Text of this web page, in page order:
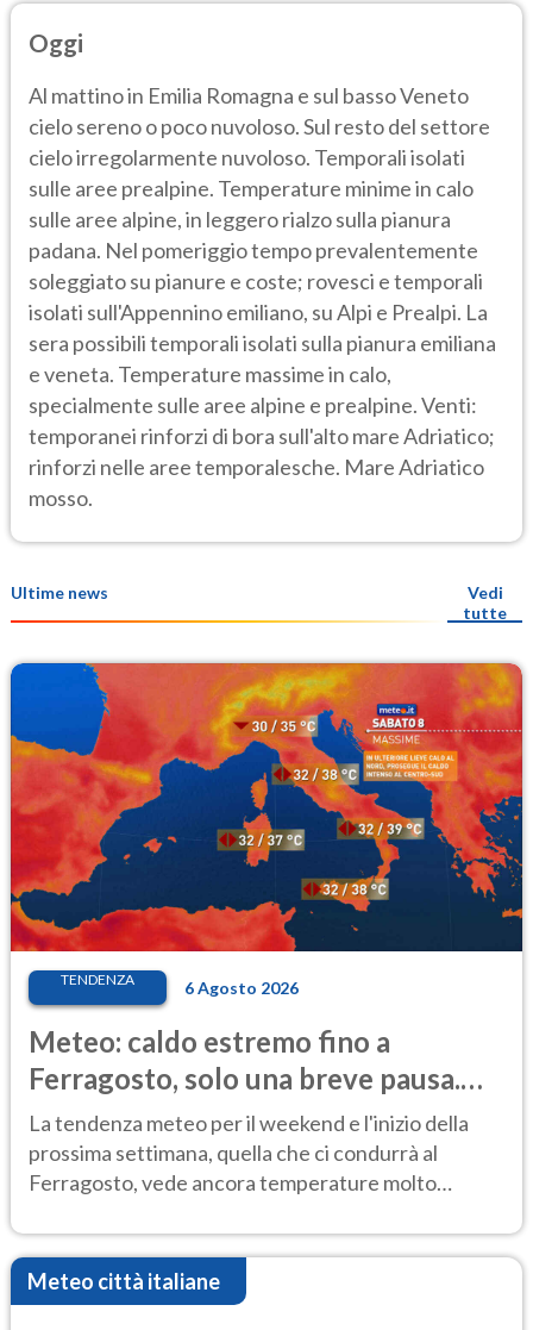
Oggi
Al mattino in Emilia Romagna e sul basso Veneto
cielo sereno o poco nuvoloso. Sul resto del settore
cielo irregolarmente nuvoloso. Temporali isolati
sulle aree prealpine. Temperature minime in calo
sulle aree alpine, in leggero rialzo sulla pianura
padana. Nel pomeriggio tempo prevalentemente
soleggiato su pianure e coste; rovesci e temporali
isolati sull'Appennino emiliano, su Alpi e Prealpi. La
sera possibili temporali isolati sulla pianura emiliana
e veneta. Temperature massime in calo,
specialmente sulle aree alpine e prealpine. Venti:
temporanei rinforzi di bora sull'alto mare Adriatico;
rinforzi nelle aree temporalesche. Mare Adriatico
mosso.
Ultime news
Vedi
tutte
TENDENZA 6 Agosto 2026
Meteo: caldo estremo fino a
Ferragosto, solo una breve pausa.
Ecco dove
La tendenza meteo per il weekend e l'inizio della
prossima settimana, quella che ci condurrà al
Ferragosto, vede ancora temperature molto
Meteo città italiane